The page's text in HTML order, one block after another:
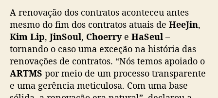
u
s
à
s
v
é
p
A renovação dos contratos aconteceu antes
mesmo do fim dos contratos atuais de HeeJin,
Kim Lip, JinSoul, Choerrye HaSeul –
tornando o caso uma exceção na história das
renovações de contratos. “Nós temos apoiado o
ARTMS por meio de um processo transparente
e uma gerência meticulosa. Com uma base